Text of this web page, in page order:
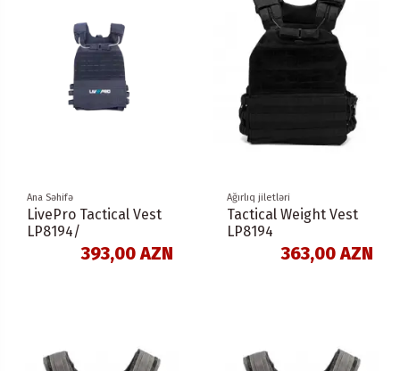
Ana Səhifə
LivePro Tactical Vest
LP8194/
393,00 AZN
Ağırlıq jiletləri
Tactical Weight Vest
LP8194
363,00 AZN